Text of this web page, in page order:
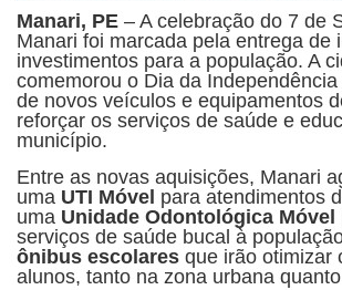
Manari, PE – A celebração do 7 de
Manari foi marcada pela entrega de
investimentos para a população. A
comemorou o Dia da
de novos veículos e equipamentos
reforçar os serviços de saúde e
município.
Entre as novas aquisições, Manari
uma UTI Móvel para atendimentos
uma Unidade Odontológica Móvel
serviços de saúde bucal à
ônibus escolares que irão otimizar
alunos, tanto na zona urbana